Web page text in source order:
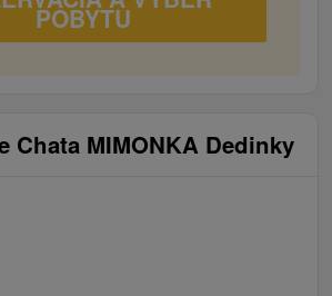
POBYTU
Chata MIMONKA Dedinky